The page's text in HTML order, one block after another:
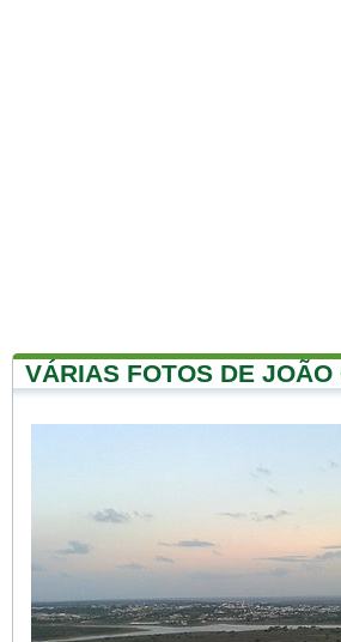
VÁRIAS FOTOS DE JOÃO